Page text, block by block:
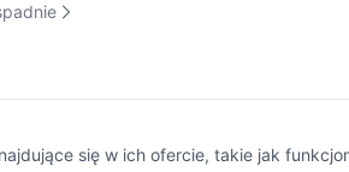
się w ich ofercie, takie jak